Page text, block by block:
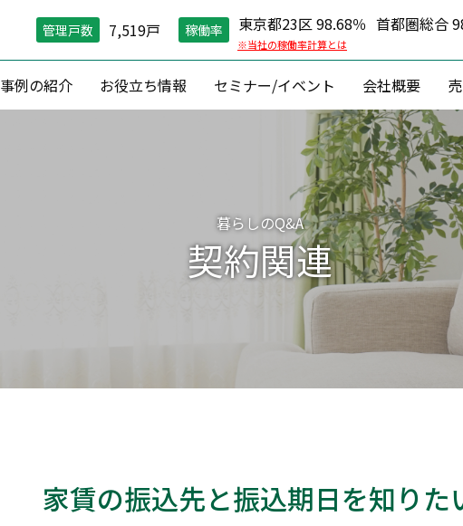
管理戸数 7,519戸 稼働率
※当社の稼働率計算とは
東京都23区 98.68％ 首都圏総合
24時間コールセンター
０円原状回復「ZEROプラン」
コン
資産価値維
資産形成 ・
収益改善
相続対
建築
資
事例の紹介 お役立ち情報 セミナー/イベント 会社概要
暮らしのQ&A
契約関連
家賃の振込先と振込期日を知りた